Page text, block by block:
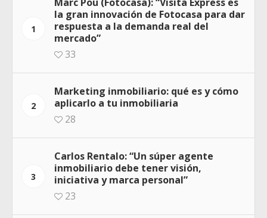
1
la gran innovación de Fotocasa para dar
respuesta a la demanda real del
mercado”
33
2
Marketing inmobiliario: qué es y cómo
aplicarlo a tu inmobiliaria
28
3
Carlos Rentalo: “Un súper agente
inmobiliario debe tener visión,
iniciativa y marca personal”
23